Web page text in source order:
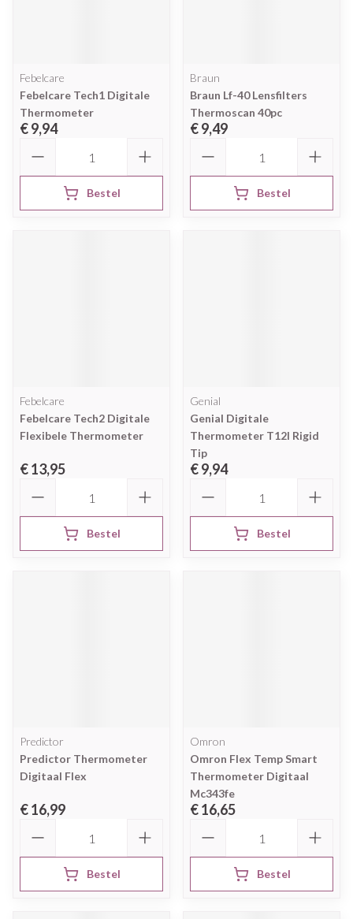
Febelcare
Febelcare Tech1 Digitale
Thermometer
€ 9,94
Bestel
Braun
Braun Lf-40 Lensfilters
Thermoscan 40pc
€ 9,49
Bestel
Febelcare
Febelcare Tech2 Digitale
Flexibele Thermometer
€ 13,95
Bestel
Genial
Genial Digitale
Thermometer T12l Rigid
Tip
€ 9,94
Bestel
Predictor
Predictor Thermometer
Digitaal Flex
€ 16,99
Bestel
Omron
Omron Flex Temp Smart
Thermometer Digitaal
Mc343fe
€ 16,65
Bestel